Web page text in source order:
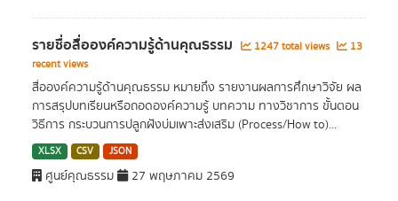
รายชื่อสื่อองค์ความรู้ด้านคุณธรรม 1247 total views
13
recent views
สื่อองค์ความรู้ด้านคุณธรรม หมายถึง รายงานผลการศึกษาวิจัย ผล
การสรุปบทเรียนหรือถอดองค์ความรู้ บทความ ทางวิชาการ ขั้นตอน
วิธีการ กระบวนการปลูกฝังบ่มเพาะส่งเสริม (Process/How to)...
XLSX CSV JSON
ศูนย์คุณธรรม 27 พฤษภาคม 2569